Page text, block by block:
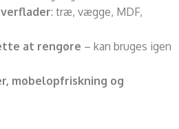
: træ, vægge, MDF,
at rengøre – kan bruges igen
møbelopfriskning og